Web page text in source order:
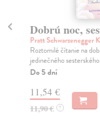
Dobrú noc,
Pratt Schwarzenegger
Roztomilé čítanie na
jedinečného
Do 5 dní
11,54 €
11,90 € ?